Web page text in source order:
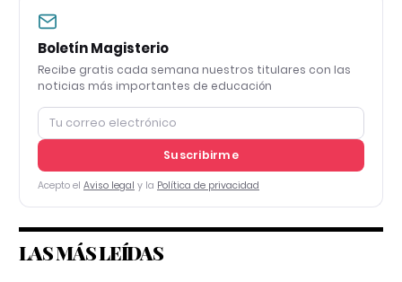
Boletín Magisterio
Recibe gratis cada semana nuestros titulares con las
noticias más importantes de educación
Suscribirme
Acepto el Aviso legal y la Política de privacidad
LAS MÁS LEÍDAS